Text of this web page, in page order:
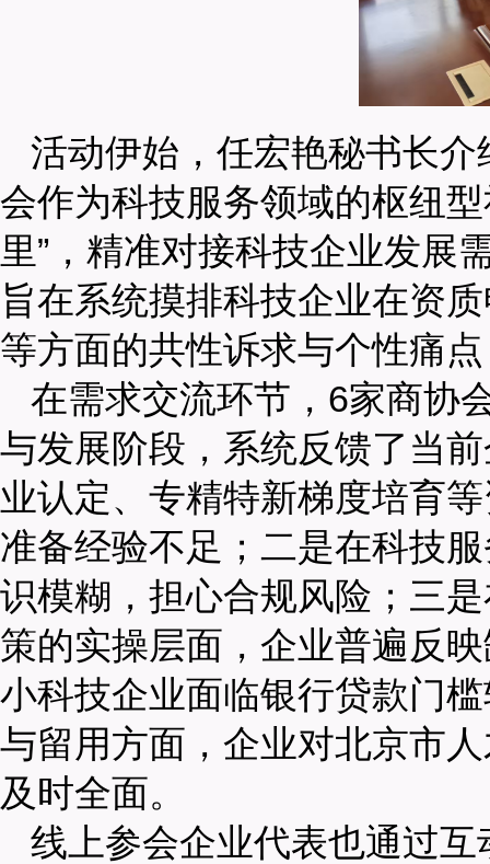
活动伊始，任宏艳秘书长
会作为科技服务领域的枢纽
里”，精准对接科技企业发展
旨在系统摸排科技企业在资
等方面的共性诉求与个性痛
在需求交流环节，6家商协
与发展阶段，系统反馈了当
业认定、专精特新梯度培育
准备经验不足；二是在科技
识模糊，担心合规风险；三
策的实操层面，企业普遍反
小科技企业面临银行贷款门
与留用方面，企业对北京市
及时全面。
线上参会企业代表也通过